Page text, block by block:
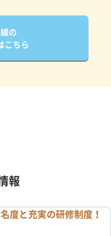
の
こちら
報
度と充実の研修制度！